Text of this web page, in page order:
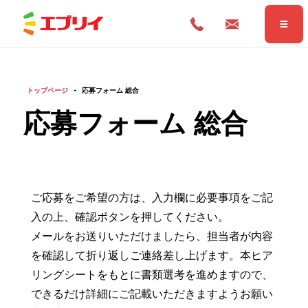
Home ホーム
News お知らせ
応募フォーム 総合
トップページ - 応募フォーム 総合
ご応募をご希望の方は、入力欄に必要事項をご記
入の上、確認ボタンを押してください。
メールをお送りいただけましたら、担当者が内容
を確認して折り返しご連絡差し上げます。本ヒア
リングシートをもとに書類選考を進めますので、
できるだけ詳細にご記載いただきますようお願い